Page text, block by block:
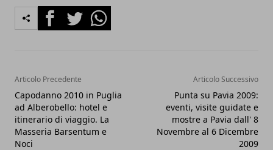
FacebookTwitterWhatsapp
Articolo Precedente
Capodanno 2010 in Puglia
ad Alberobello: hotel e
itinerario di viaggio. La
Masseria Barsentum e
Noci
Articolo Successivo
Punta su Pavia 2009:
eventi, visite guidate e
mostre a Pavia dall' 8
Novembre al 6 Dicembre
2009